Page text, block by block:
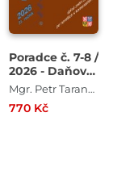
Poradce č. 7-8 /
2026 - Daňový
řád s
komentářem
Mgr. Petr Taranda
770 Kč